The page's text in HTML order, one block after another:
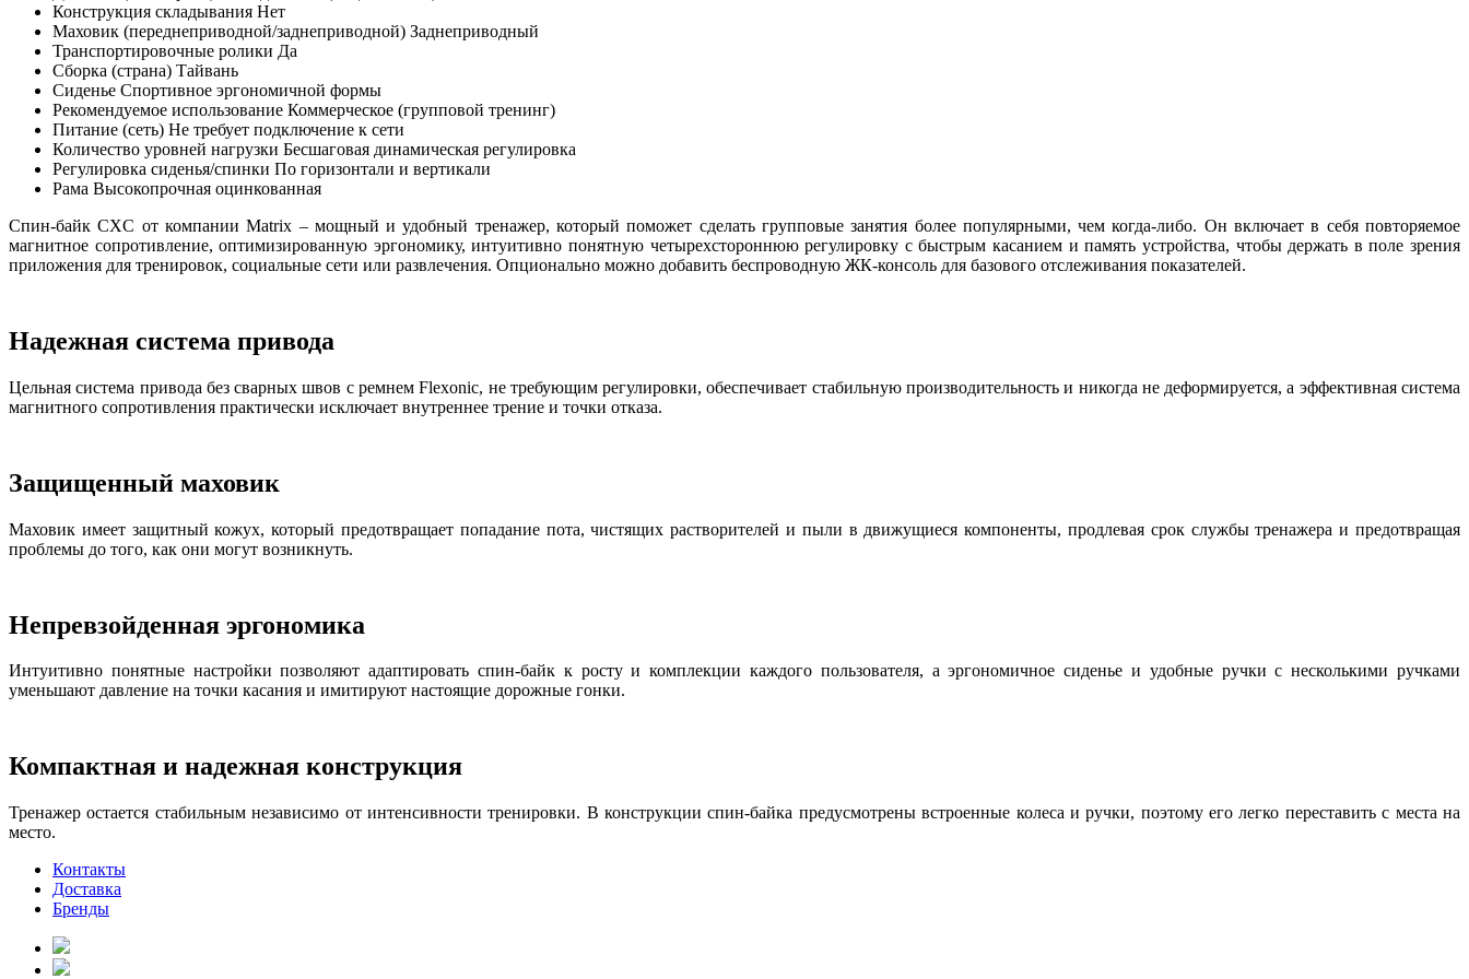
Конструкция складывания Нет
Маховик (переднеприводной/заднеприводной) Заднеприводный
Транспортировочные ролики Да
Сборка (страна) Тайвань
Сиденье Спортивное эргономичной формы
Рекомендуемое использование Коммерческое (групповой тренинг)
Питание (сеть) Не требует подключение к сети
Количество уровней нагрузки Бесшаговая динамическая регулировка
Регулировка сиденья/спинки По горизонтали и вертикали
Рама Высокопрочная оцинкованная
Спин-байк CXC от компании Matrix – мощный и удобный тренажер, который поможет сделать групповые занятия более популярными, чем когда-либо. Он включает в себя повторяемое
магнитное сопротивление, оптимизированную эргономику, интуитивно понятную четырехстороннюю регулировку с быстрым касанием и память устройства, чтобы держать в поле зрения
приложения для тренировок, социальные сети или развлечения. Опционально можно добавить беспроводную ЖК-консоль для базового отслеживания показателей.
Надежная система привода
Цельная система привода без сварных швов с ремнем Flexonic, не требующим регулировки, обеспечивает стабильную производительность и никогда не деформируется, а эффективная система
магнитного сопротивления практически исключает внутреннее трение и точки отказа.
Защищенный маховик
Маховик имеет защитный кожух, который предотвращает попадание пота, чистящих растворителей и пыли в движущиеся компоненты, продлевая срок службы тренажера и предотвращая
проблемы до того, как они могут возникнуть.
Непревзойденная эргономика
Интуитивно понятные настройки позволяют адаптировать спин-байк к росту и комплекции каждого пользователя, а эргономичное сиденье и удобные ручки с несколькими ручками
уменьшают давление на точки касания и имитируют настоящие дорожные гонки.
Компактная и надежная конструкция
Тренажер остается стабильным независимо от интенсивности тренировки. В конструкции спин-байка предусмотрены встроенные колеса и ручки, поэтому его легко переставить с места на
место.
Контакты
Доставка
Бренды